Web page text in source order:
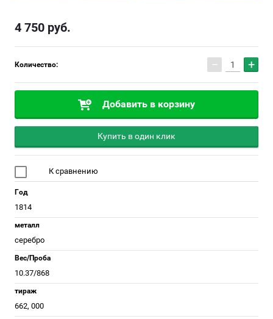
4 750 руб.
Количество: − +
Добавить в корзину
Купить в один клик
К сравнению
Год
1814
металл
серебро
Вес/Проба
10.37/868
тираж
662, 000